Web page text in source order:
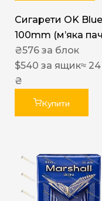
Сигарети OK
100mm (м’яка
₴576 за блок
$540 за ящик≈
₴
Купити